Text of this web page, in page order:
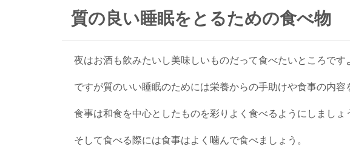
質の良い睡眠をとるための食べ物
夜はお酒も飲みたいし美味しいものだって食べたいところです
ですが質のいい睡眠のためには栄養からの手助けや食事の内容
食事は和食を中心としたものを彩りよく食べるようにしましょ
そして食べる際には食事はよく噛んで食べましょう。